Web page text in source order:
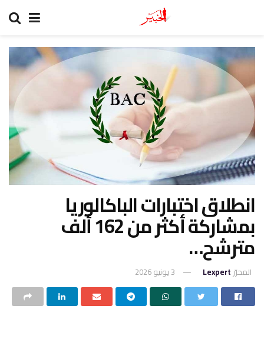
انطلاق اختبارات الباكالوريا
بمشاركة أكثر من 162 ألف
مترشح…
المحرّر Lexpert 3 يونيو 2026